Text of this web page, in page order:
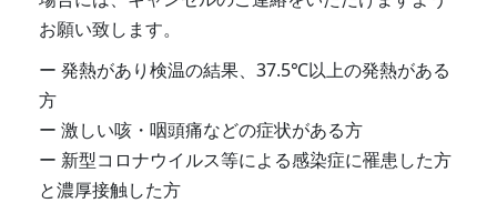
お願い致します。
発熱があり検温の結果、37.5℃以上の発熱がある
方
激しい咳・咽頭痛などの症状がある方
新型コロナウイルス等による感染症に罹患した方
と濃厚接触した方